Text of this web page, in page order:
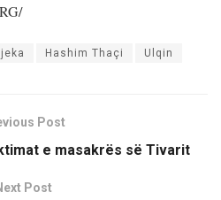
Hashim Thaçi Ulqin
Post
e masakrës së Tivarit
Post